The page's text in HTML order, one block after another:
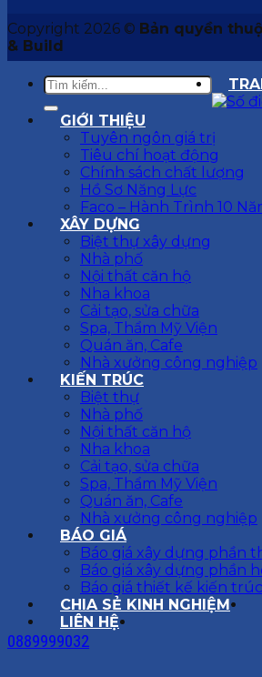
Copyright 2026 © Bản quyền
& Build
GIỚI THIỆU
Tuyên ngôn giá trị
Tiêu chí hoạt động
Chính sách chất lượng
Hồ Sơ Năng Lực
Faco – Hành Trình 10
XÂY DỰNG
Biệt thự xây dựng
Nhà phố
Nội thất căn hộ
Nha khoa
Cải tạo, sửa chữa
Spa, Thẩm Mỹ Viện
Quán ăn, Cafe
Nhà xưởng công nghiệp
KIẾN TRÚC
Biệt thự
Nhà phố
Nội thất căn hộ
Nha khoa
Cải tạo, sửa chữa
Spa, Thẩm Mỹ Viện
Quán ăn, Cafe
Nhà xưởng công nghiệp
BÁO GIÁ
Báo giá xây dựng phần
Báo giá xây dựng phần
Báo giá thiết kế kiến trúc
CHIA SẺ KINH NGHIỆM
LIÊN HỆ
0889999032